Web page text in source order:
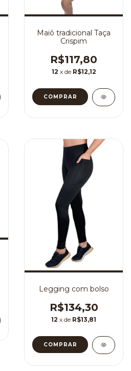
Maiô tradicional Taça
Crispim
R$117,80
12 x de R$12,12
COMPRAR
Legging com bolso
R$134,30
12 x de R$13,81
COMPRAR